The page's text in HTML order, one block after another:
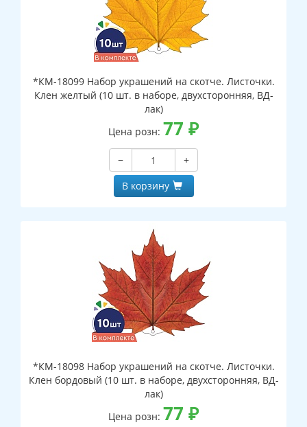
*КМ-18099 Набор украшений на скотче. Листочки.
Клен желтый (10 шт. в наборе, двухсторонняя, ВД-
лак)
Цена розн: 77 ₽
−
+
В корзину
*КМ-18098 Набор украшений на скотче. Листочки.
Клен бордовый (10 шт. в наборе, двухсторонняя, ВД-
лак)
Цена розн: 77 ₽